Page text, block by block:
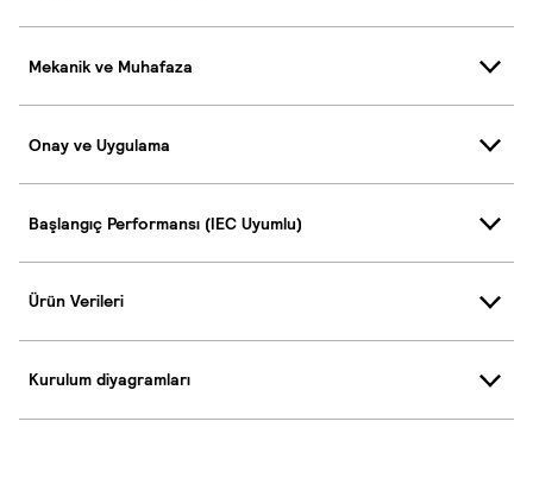
Mekanik ve Muhafaza
Onay ve Uygulama
Başlangıç Performansı (IEC Uyumlu)
Ürün Verileri
Kurulum diyagramları